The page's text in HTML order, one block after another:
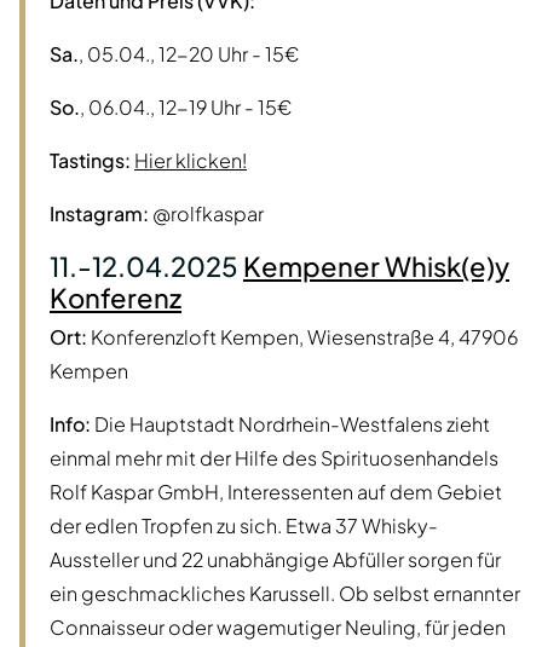
Sa., 05.04., 12-20 Uhr - 15€
So., 06.04., 12-19 Uhr - 15€
Tastings: Hier klicken!
Instagram: @rolfkaspar
11.-12.04.2025 Kempener Whisk(e)y
Konferenz
Ort: Konferenzloft Kempen, Wiesenstraße 4, 47906
Kempen
Info: Die Hauptstadt Nordrhein-Westfalens zieht
einmal mehr mit der Hilfe des Spirituosenhandels
Rolf Kaspar GmbH, Interessenten auf dem Gebiet
der edlen Tropfen zu sich. Etwa 37 Whisky-
Aussteller und 22 unabhängige Abfüller sorgen für
ein geschmackliches Karussell. Ob selbst ernannter
Connaisseur oder wagemutiger Neuling, für jeden